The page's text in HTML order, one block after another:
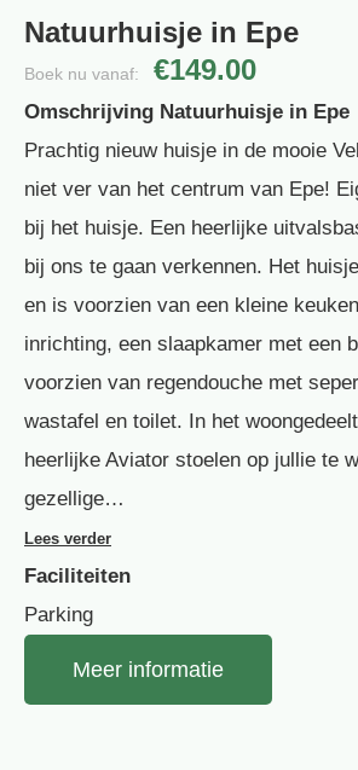
Natuurhuisje in Epe
Boek nu vanaf: €149.00
Omschrijving Natuurhuisje in Epe
Prachtig nieuw huisje in de mooie
niet ver van het centrum van Epe!
bij het huisje. Een heerlijke
bij ons te gaan verkennen. Het
en is voorzien van een kleine
inrichting, een slaapkamer met een
voorzien van regendouche met
wastafel en toilet. In het
heerlijke Aviator stoelen op jullie te
gezellige…
Lees verder
Faciliteiten
Parking
Meer informatie